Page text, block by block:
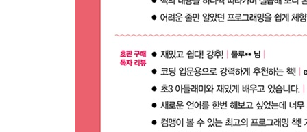
부록 A 에러 해결 모음
부록 B 파이썬 표준 라이브러리 함수